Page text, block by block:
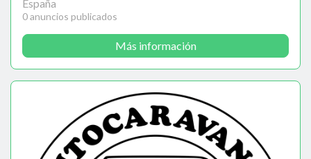
España
0 anuncios publicados
Más información